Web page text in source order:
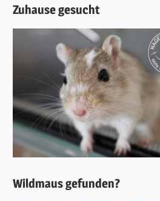
Zuhause gesucht
Wildmaus gefunden?